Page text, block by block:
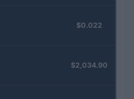
$0.022
$2,034.90